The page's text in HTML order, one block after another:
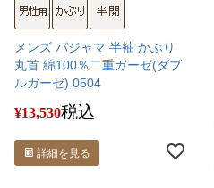
メンズ パジャマ 半袖 かぶり
丸首 綿100％二重ガーゼ(ダブ
ルガーゼ) 0504
¥13,530税込
詳細を見る